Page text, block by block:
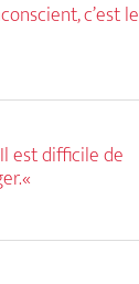
c’est le
est difficile de